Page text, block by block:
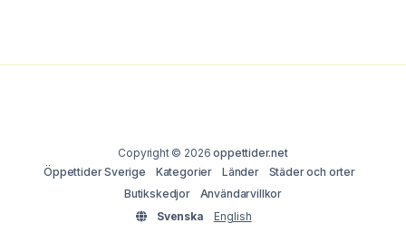
Copyright © 2026oppettider.net
Öppettider Sverige
Kategorier Länder
Städer och orter
Butikskedjor
Användarvillkor
Svenska
English